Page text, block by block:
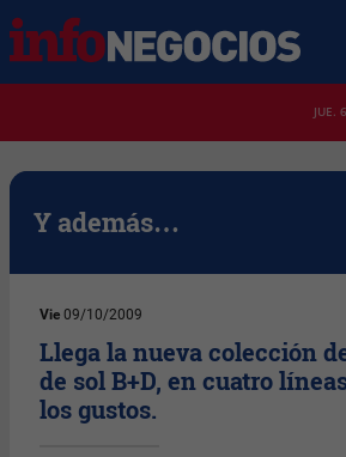
JUE.
Y además…
Vie 09/10/2009
Llega la nueva colección
de sol B+D, en cuatro
los gustos.